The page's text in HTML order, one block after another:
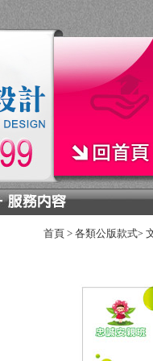
首頁 >各類公版款式>